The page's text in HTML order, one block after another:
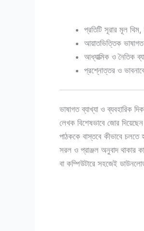
প্রতিটি সূরার মূল থিম,
আয়াতভিত্তিক ভাষাগত
আধ্যাত্মিক ও নৈতিক
প্রশ্নোত্তর ও
ভাষাগত ব্যাখ্যা ও ব্যবহারিক
লেখক বিশেষভাবে জোর
পাঠককে বাস্তবে কীভাবে চলতে
সরল ও প্রাঞ্জল অনুবাদ থাকার
বা কম্পিউটারে সহজেই